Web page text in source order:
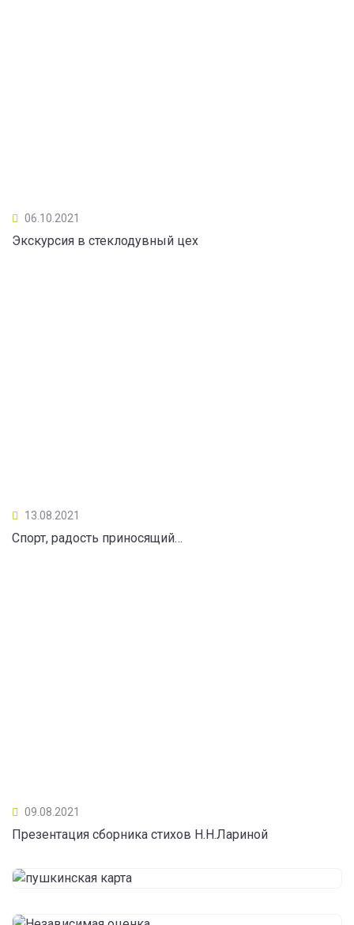
06.10.2021
Экскурсия в стеклодувный цех
13.08.2021
Спорт, радость приносящий…
09.08.2021
Презентация сборника стихов Н.Н.Лариной